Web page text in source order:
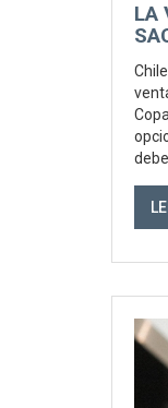
LA